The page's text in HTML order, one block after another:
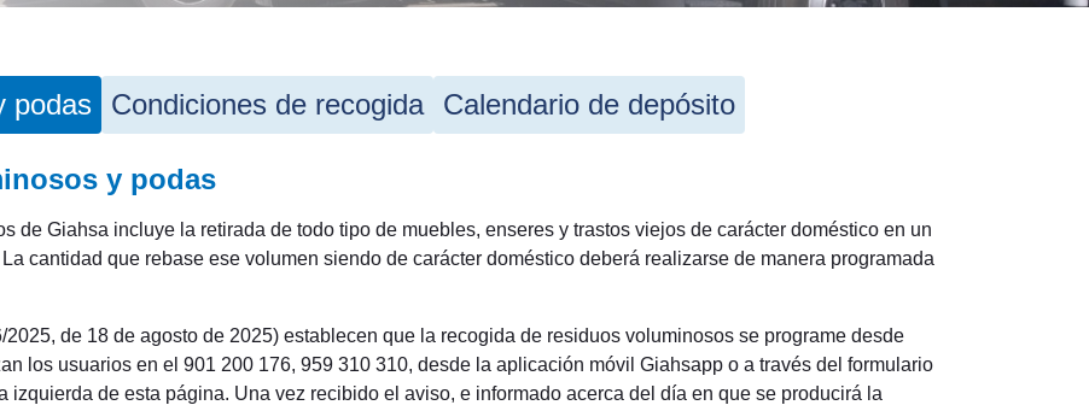
podas Condiciones de recogida Calendario de depósito
y podas
de Giahsa incluye la retirada de todo tipo de muebles, enseres y trastos viejos de carácter doméstico en un
cantidad que rebase ese volumen siendo de carácter doméstico deberá realizarse de manera programada
2025, de 18 de agosto de 2025) establecen que la recogida de residuos voluminosos se programe desde
los usuarios en el 901 200 176, 959 310 310, desde la aplicación móvil Giahsapp o a través del formulario
de esta página. Una vez recibido el aviso, e informado acerca del día en que se producirá la